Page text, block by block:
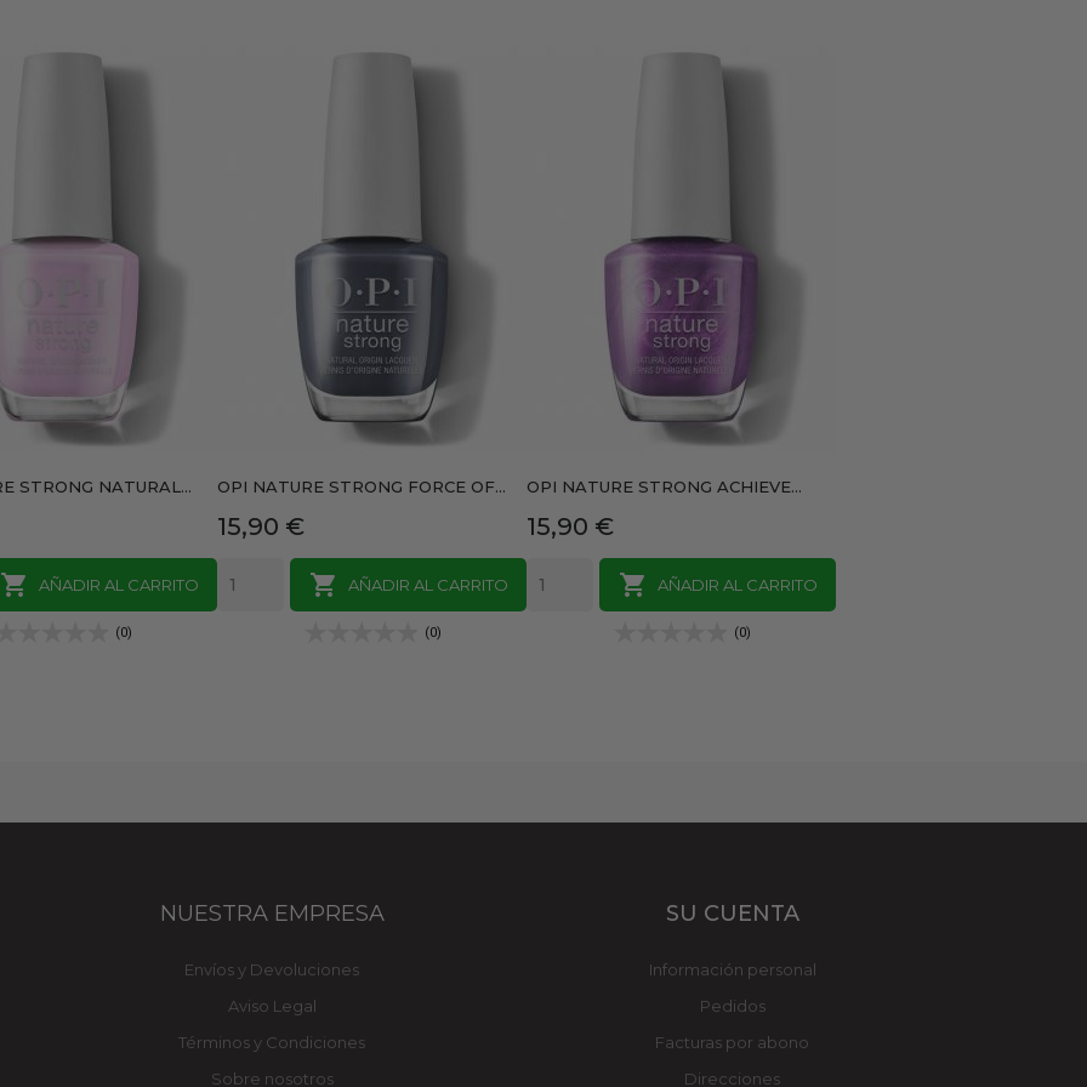
STRONG NATURAL...
 AÑADIR AL CARRITO
(0)
OPI NATURE STRONG FORCE OF...
Precio
15,90 €

AÑADIR AL CARRITO
(0)
OPI NATURE STRONG ACHIEVE...
Precio
15,90 €

AÑADIR AL CARRITO
(0)
NUESTRA EMPRESA
Envíos y Devoluciones
Aviso Legal
Términos y Condiciones
Sobre nosotros
SU CUENTA
Información personal
Pedidos
Facturas por abono
Direcciones